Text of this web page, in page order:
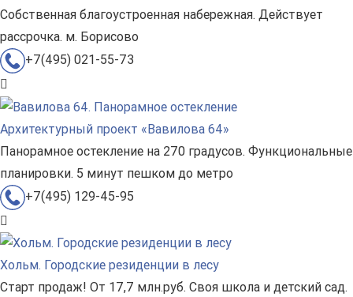
Собственная благоустроенная набережная. Действует
рассрочка. м. Борисово
+7(495) 021-55-73
Архитектурный проект «Вавилова 64»
Панорамное остекление на 270 градусов. Функциональные
планировки. 5 минут пешком до метро
+7(495) 129-45-95
Хольм. Городские резиденции в лесу
Старт продаж! От 17,7 млн.руб. Своя школа и детский сад.